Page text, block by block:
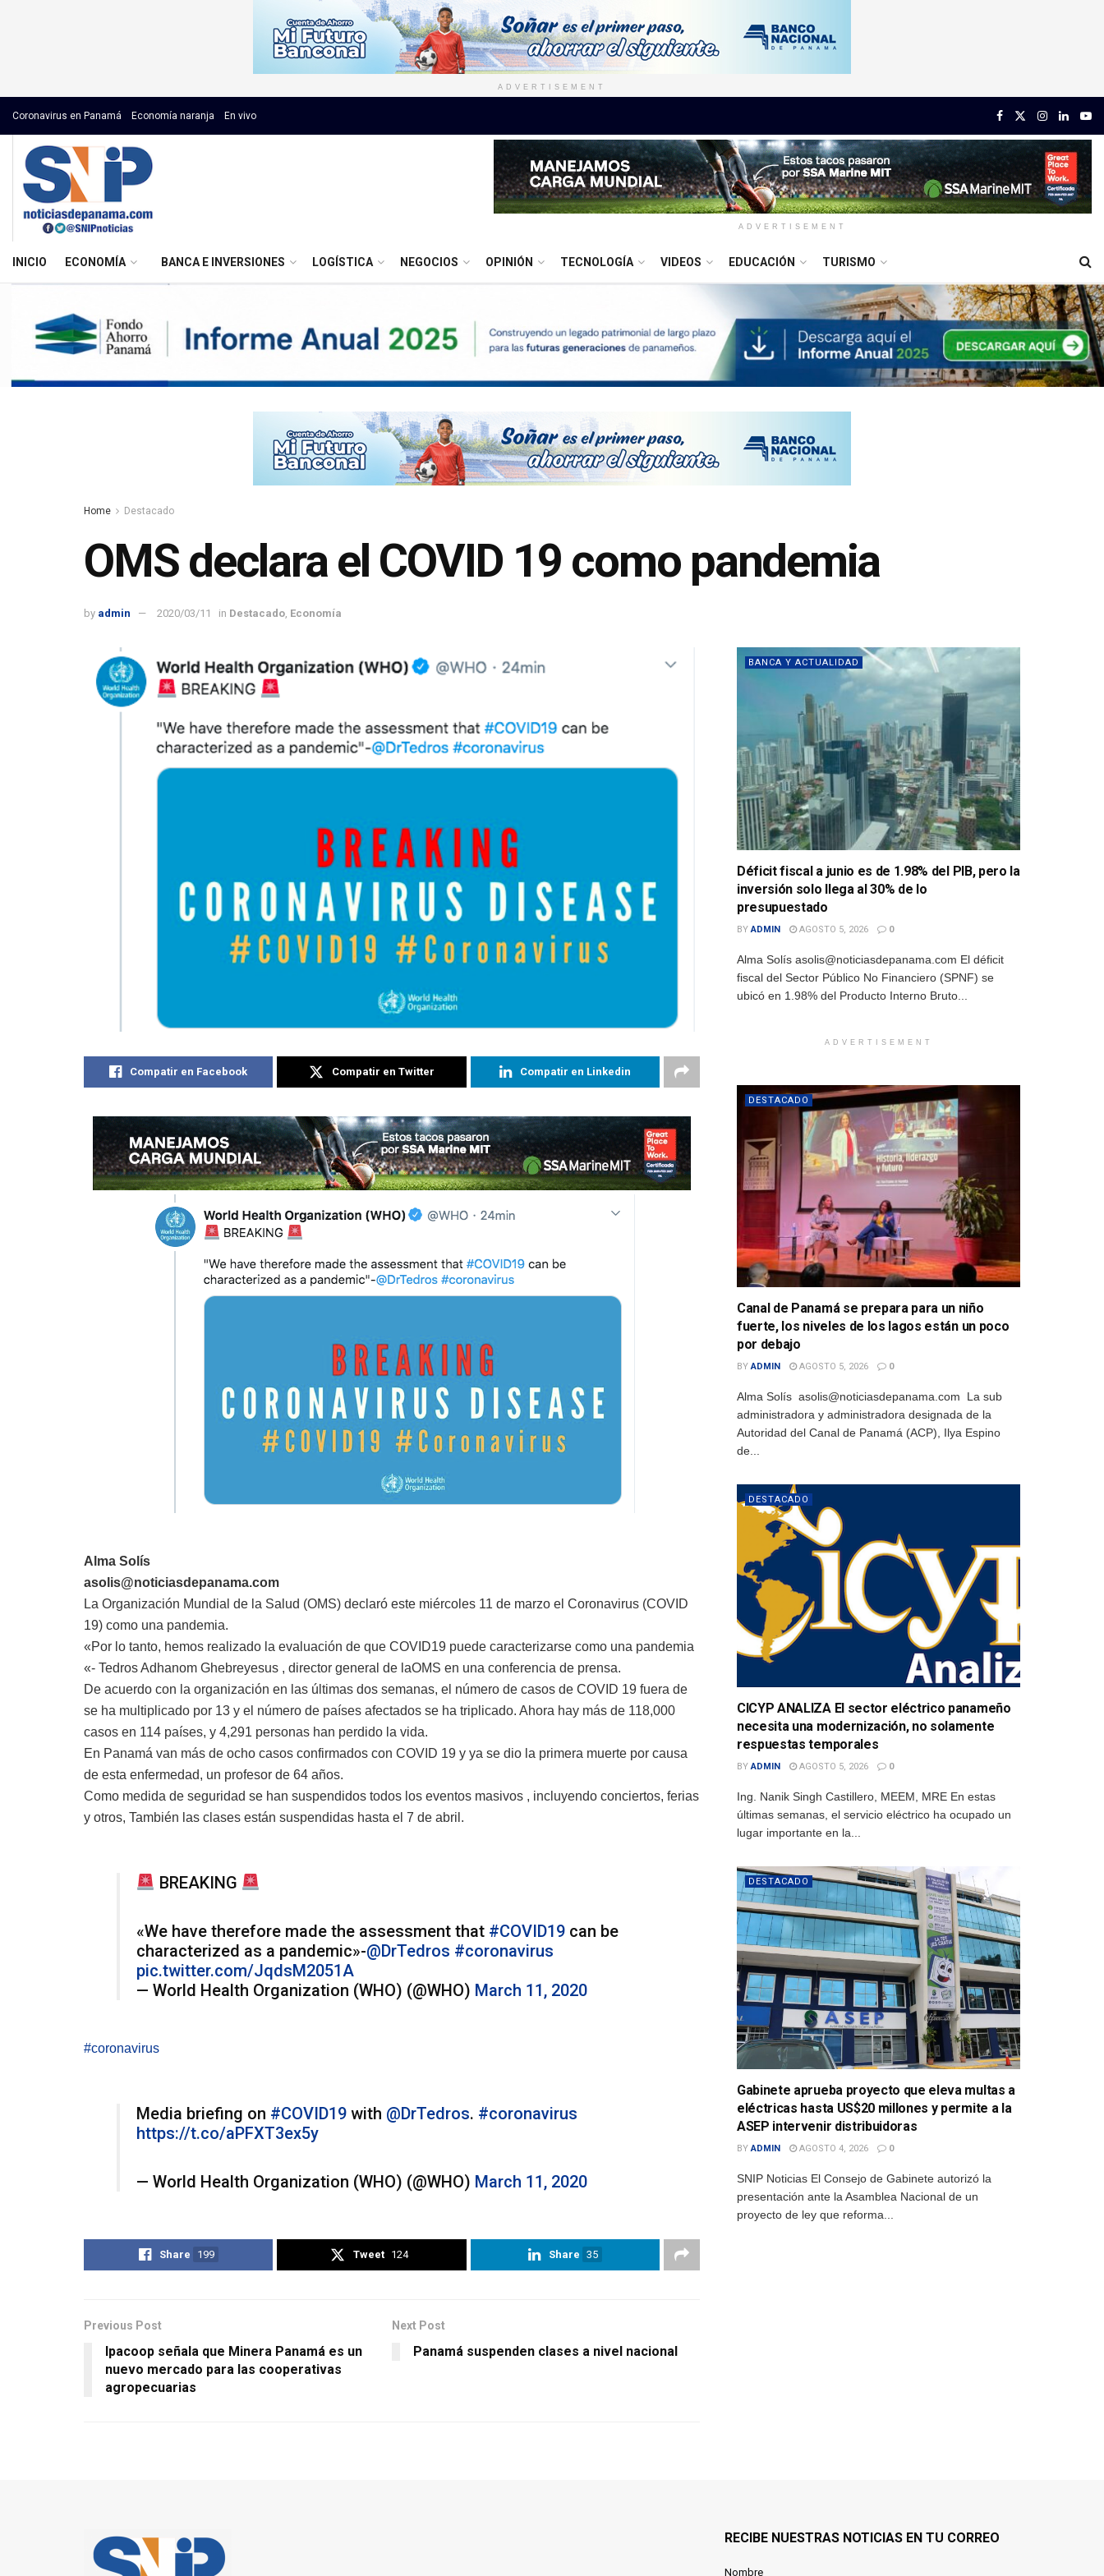
ADVERTISEMENT
Coronavirus en Panamá Economía naranja En vivo
ADVERTISEMENT
INICIO ECONOMÍA BANCA E INVERSIONES LOGÍSTICA NEGOCIOS OPINIÓN TECNOLOGÍA VIDEOS EDUCACIÓN TURISMO
Home Destacado
OMS declara el COVID 19 como pandemia
by admin 2020/03/11 in Destacado Economía
Compatir en Facebook Compatir en Twitter Compatir en Linkedin
Alma Solís
asolis@noticiasdepanama.com
La Organización Mundial de la Salud (OMS) declaró este miércoles 11 de marzo el Coronavirus (COVID
19) como una pandemia.
«Por lo tanto, hemos realizado la evaluación de que COVID19 puede caracterizarse como una pandemia
«- Tedros Adhanom Ghebreyesus , director general de laOMS en una conferencia de prensa.
De acuerdo con la organización en las últimas dos semanas, el número de casos de COVID 19 fuera de
se ha multiplicado por 13 y el número de países afectados se ha triplicado. Ahora hay más de 118,000
casos en 114 países, y 4,291 personas han perdido la vida.
En Panamá van más de ocho casos confirmados con COVID 19 y ya se dio la primera muerte por causa
de esta enfermedad, un profesor de 64 años.
Como medida de seguridad se han suspendidos todos los eventos masivos , incluyendo conciertos, ferias
y otros, También las clases están suspendidas hasta el 7 de abril.
BREAKING
«We have therefore made the assessment that #COVID19 can be
characterized as a pandemic»-@DrTedros #coronavirus
pic.twitter.com/JqdsM2051A
— World Health Organization (WHO) (@WHO) March 11, 2020
#coronavirus
Media briefing on #COVID19 with @DrTedros. #coronavirus
https://t.co/aPFXT3ex5y
— World Health Organization (WHO) (@WHO) March 11, 2020
Share 199 Tweet 124 Share 35
Previous Post
Ipacoop señala que Minera Panamá es un
nuevo mercado para las cooperativas
agropecuarias
Next Post
Panamá suspenden clases a nivel nacional
BANCA Y ACTUALIDAD
Déficit fiscal a junio es de 1.98% del PIB, pero la
inversión solo llega al 30% de lo
presupuestado
BY ADMIN AGOSTO 5, 2026 0
Alma Solís asolis@noticiasdepanama.com El déficit
fiscal del Sector Público No Financiero (SPNF) se
ubicó en 1.98% del Producto Interno Bruto...
ADVERTISEMENT
DESTACADO
Canal de Panamá se prepara para un niño
fuerte, los niveles de los lagos están un poco
por debajo
BY ADMIN AGOSTO 5, 2026 0
Alma Solís asolis@noticiasdepanama.com La sub
administradora y administradora designada de la
Autoridad del Canal de Panamá (ACP), Ilya Espino
de...
DESTACADO
CICYP ANALIZA El sector eléctrico panameño
necesita una modernización, no solamente
respuestas temporales
BY ADMIN AGOSTO 5, 2026 0
Ing. Nanik Singh Castillero, MEEM, MRE En estas
últimas semanas, el servicio eléctrico ha ocupado un
lugar importante en la...
DESTACADO
Gabinete aprueba proyecto que eleva multas a
eléctricas hasta US$20 millones y permite a la
ASEP intervenir distribuidoras
BY ADMIN AGOSTO 4, 2026 0
SNIP Noticias El Consejo de Gabinete autorizó la
presentación ante la Asamblea Nacional de un
proyecto de ley que reforma...
RECIBE NUESTRAS NOTICIAS EN TU CORREO
Nombre